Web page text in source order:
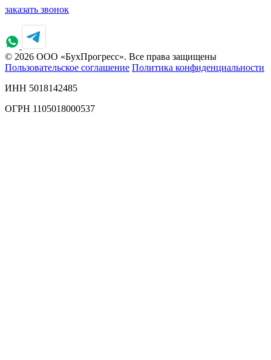
заказать звонок
© 2026 ООО «БухПрогресс». Все права защищены
Пользовательское соглашение Политика конфиденциальности
ИНН 5018142485
ОГРН 1105018000537